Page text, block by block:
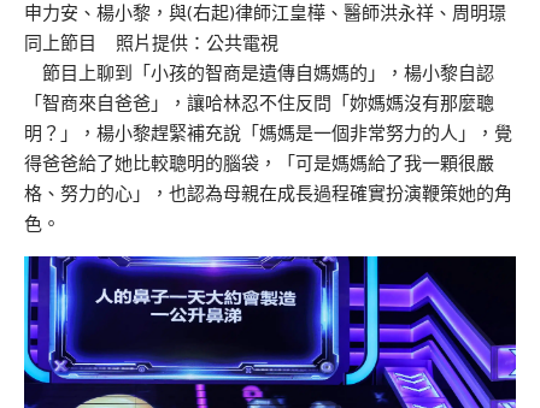
申力安、楊小黎，與(右起)律師江皇樺、醫師洪永祥、周明璟
同上節目 照片提供：公共電視
節目上聊到「小孩的智商是遺傳自媽媽的」，楊小黎自認
「智商來自爸爸」，讓哈林忍不住反問「妳媽媽沒有那麼聰
明？」，楊小黎趕緊補充說「媽媽是一個非常努力的人」，覺
得爸爸給了她比較聰明的腦袋，「可是媽媽給了我一顆很嚴
格、努力的心」，也認為母親在成長過程確實扮演鞭策她的角
色。